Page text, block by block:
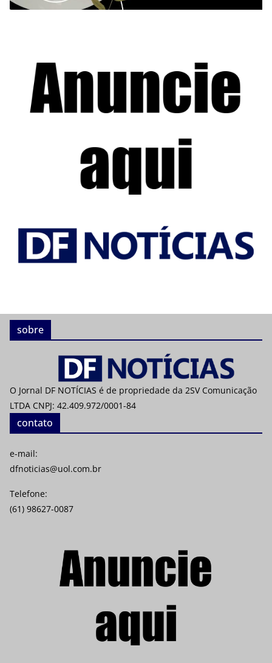
sobre
O Jornal DF NOTÍCIAS é de propriedade da 2SV Comunicação
LTDA CNPJ: 42.409.972/0001-84
contato
e-mail:
dfnoticias@uol.com.br
Telefone:
(61) 98627-0087